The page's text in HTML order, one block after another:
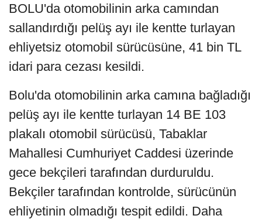
BOLU'da otomobilinin arka camından
sallandırdığı pelüş ayı ile kentte turlayan
ehliyetsiz otomobil sürücüsüne, 41 bin TL
idari para cezası kesildi.
Bolu'da otomobilinin arka camına bağladığı
pelüş ayı ile kentte turlayan 14 BE 103
plakalı otomobil sürücüsü, Tabaklar
Mahallesi Cumhuriyet Caddesi üzerinde
gece bekçileri tarafından durduruldu.
Bekçiler tarafından kontrolde, sürücünün
ehliyetinin olmadığı tespit edildi. Daha